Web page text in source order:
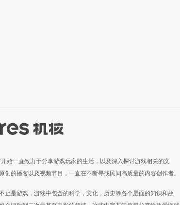
始一直致力于分享游戏玩家的生活，以及深入探讨游戏相关的文
创的播客以及视频节目，一直在不断寻找民间高质量的内容创作者。
止是游戏，游戏中包含的科学，文化，历史等各个层面的知识和故